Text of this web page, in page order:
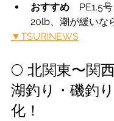
おすすめ PE1.5
20lb、潮が緩いな
▼TSURINEWS
🌕 北関東〜関
湖釣り・磯釣
化！